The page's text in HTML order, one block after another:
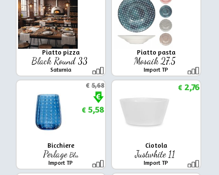
Piatto pizza
Black Round 33
Saturnia
Piatto pasta
Mosaik 27,5
Import TP
Bicchiere
Perlage Blu
Import TP
€5,68
€5,58
Ciotola
Justwhite 11
Import TP
€2,76